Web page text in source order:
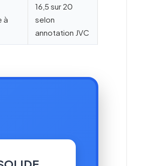
à
16,5 sur 20
selon
annotation JVC